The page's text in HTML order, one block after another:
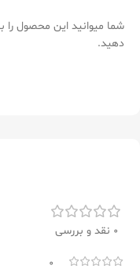
شما میوانید این محصول را
دهید.
0 نقد و بررسی
0